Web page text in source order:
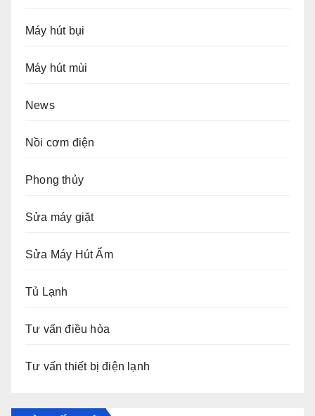
Máy hút bụi
Máy hút mùi
News
Nồi cơm điện
Phong thủy
Sửa máy giặt
Sửa Máy Hút Ẩm
Tủ Lạnh
Tư vấn điều hòa
Tư vấn thiết bị điện lạnh